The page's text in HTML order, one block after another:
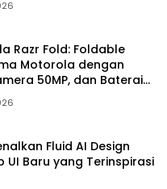
Razr Fold: Foldable
Motorola dengan
50MP, dan Baterai
Fluid AI Design
UI Baru yang Terinspirasi